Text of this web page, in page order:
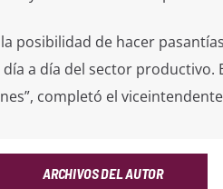
posibilidad de hacer
a día del sector productivo.
completó el
ARCHIVOS DEL AUTOR